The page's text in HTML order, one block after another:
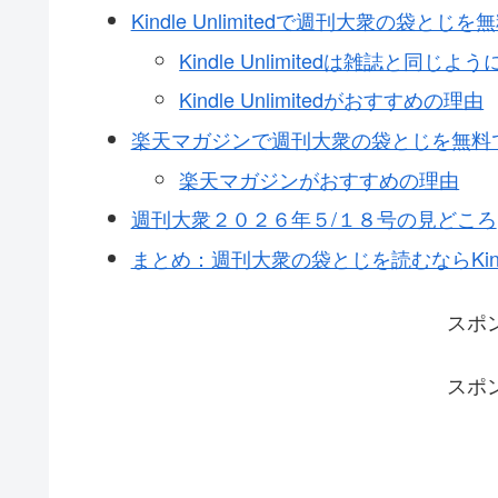
Kindle Unlimitedで週刊大衆の袋とじを
Kindle Unlimitedは雑誌と同じよう
Kindle Unlimitedがおすすめの理由
楽天マガジンで週刊大衆の袋とじを無
楽天マガジンがおすすめの理由
週刊大衆２０２６年５/１８号の見どころ
まとめ：週刊大衆の袋とじを読むなら
スポ
スポ